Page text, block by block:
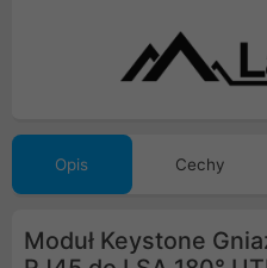
Opis Cechy
Moduł Keystone